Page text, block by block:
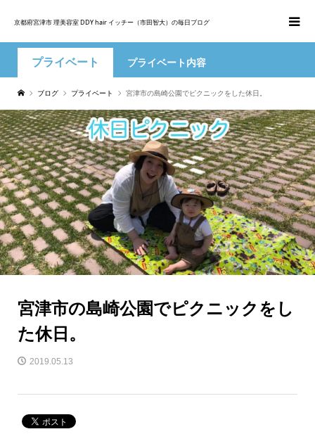
京都府宮津市 理美容室 DDY hair イッチー（市田智大）の毎日ブログ
プライベート プライベート内容
ブログ プライベート 宮津市の島崎公園でピクニックをした休日。
宮津市の島崎公園でピクニックをし
た休日。
2019.05.13